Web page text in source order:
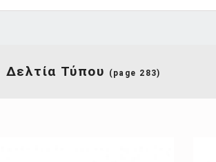
Δελτία Τύπου (page 283)